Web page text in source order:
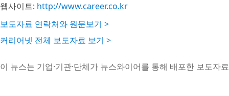
웹사이트: http://www.career.co.kr
보도자료 연락처와 원문보기 >
커리어넷 전체 보도자료 보기 >
이 뉴스는 기업·기관·단체가 뉴스와이어를 통해 배포한 보도자